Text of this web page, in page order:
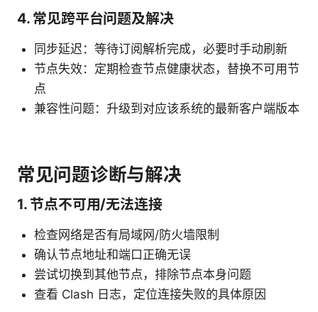
4. 常见跨平台问题及解决
同步延迟：等待订阅解析完成，必要时手动刷新
节点失效：定期检查节点健康状态，替换不可用节
点
兼容性问题：升级到对应该系统的最新客户端版本
常见问题诊断与解决
1. 节点不可用/无法连接
检查网络是否有局域网/防火墙限制
确认节点地址和端口正确无误
尝试切换到其他节点，排除节点本身问题
查看 Clash 日志，定位连接失败的具体原因